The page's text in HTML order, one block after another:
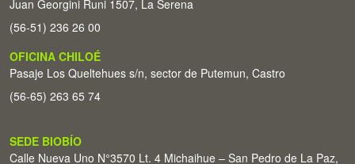
Juan Georgini Runi 1507, La Serena
(56-51) 236 26 00
OFICINA CHILOÉ
Pasaje Los Queltehues s/n, sector de Putemun, Castro
(56-65) 263 65 74
SEDE BIOBÍO
Calle Nueva Uno N°3570 Lt. 4 Michaihue – San Pedro de La Paz,